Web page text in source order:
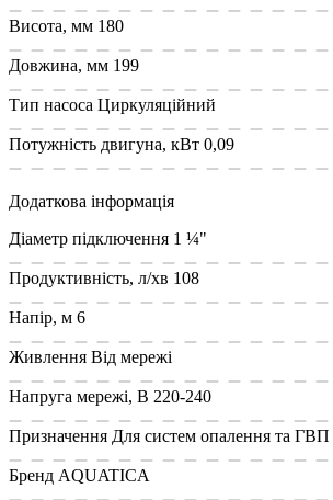
Висота, мм 180
Довжина, мм 199
Тип насоса Циркуляційний
Потужність двигуна, кВт 0,09
Додаткова інформація
Діаметр підключення 1 ¼"
Продуктивність, л/хв 108
Напір, м 6
Живлення Від мережі
Напруга мережі, В 220-240
Призначення Для систем опалення та ГВП
Бренд AQUATICA